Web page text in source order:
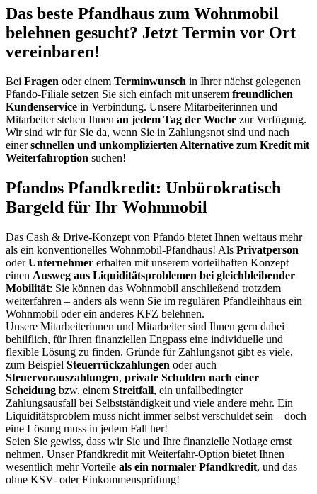
Das beste Pfandhaus zum Wohnmobil
belehnen gesucht? Jetzt Termin vor Ort
vereinbaren!
Bei Fragen oder einem Terminwunsch in Ihrer nächst gelegenen
Pfando-Filiale setzen Sie sich einfach mit unserem freundlichen
Kundenservice in Verbindung. Unsere Mitarbeiterinnen und
Mitarbeiter stehen Ihnen an jedem Tag der Woche zur Verfügung.
Wir sind wir für Sie da, wenn Sie in Zahlungsnot sind und nach
einerschnellen und unkomplizierten Alternative zum Kredit mit
Weiterfahroption suchen!
Pfandos Pfandkredit: Unbürokratisch
Bargeld für Ihr Wohnmobil
Das Cash & Drive-Konzept von Pfando bietet Ihnen weitaus mehr
als ein konventionelles Wohnmobil-Pfandhaus! Als Privatperson
oderUnternehmer erhalten mit unserem vorteilhaften Konzept
einen Ausweg aus Liquiditätsproblemen bei gleichbleibender
Mobilität: Sie können das Wohnmobil anschließend trotzdem
weiterfahren – anders als wenn Sie im regulären Pfandleihhaus ein
Wohnmobil oder ein anderes KFZ belehnen.
Unsere Mitarbeiterinnen und Mitarbeiter sind Ihnen gern dabei
behilflich, für Ihren finanziellen Engpass eine individuelle und
flexible Lösung zu finden. Gründe für Zahlungsnot gibt es viele,
zum Beispiel Steuerrückzahlungen oder auch
Steuervorauszahlungen, private Schulden nach einer
Scheidung bzw. einem Streitfall, ein unfallbedingter
Zahlungsausfall bei Selbstständigkeit und viele andere mehr. Ein
Liquiditätsproblem muss nicht immer selbst verschuldet sein – doch
eine Lösung muss in jedem Fall her!
Seien Sie gewiss, dass wir Sie und Ihre finanzielle Notlage ernst
nehmen. Unser Pfandkredit mit Weiterfahr-Option bietet Ihnen
wesentlich mehr Vorteile als ein normaler Pfandkredit, und das
ohne KSV- oder Einkommensprüfung!